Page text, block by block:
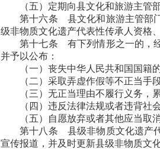
（五）定期向县文化和旅游主管
第十六条 县文化和旅游主管部
级非物质文化遗产代表性传承人资格
第十七条 有下列情形之一的，
并予以公布：
（一）丧失中华人民共和国国籍
（二）采取弄虚作假等不正当手
（三）无正当理由不履行义务，
（四）违反法律法规或者违背社
（五）自愿放弃或者其他应当
第十八条 县级非物质文化遗产
宣传报道，并及时更新县级非物质文